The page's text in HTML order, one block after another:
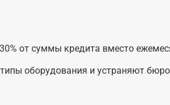
от суммы кредита вместо
оборудования и устраняют